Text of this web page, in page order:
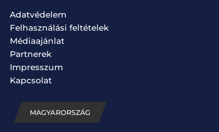
Adatvédelem
Felhasználási feltételek
Médiaajánlat
Partnerek
Impresszum
Kapcsolat
MAGYARORSZÁG